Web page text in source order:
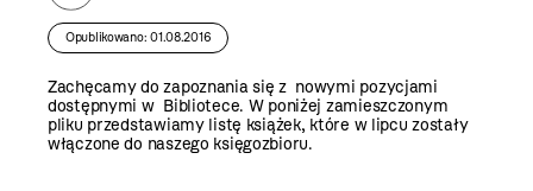
Opublikowano: 01.08.2016
Zachęcamy do zapoznania się z nowymi pozycjami
dostępnymi w Bibliotece. W poniżej zamieszczonym
pliku przedstawiamy listę książek, które w lipcu zostały
włączone do naszego księgozbioru.